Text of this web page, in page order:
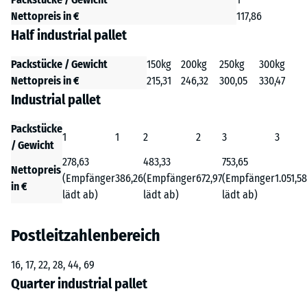
Nettopreis in €
117,86
Half industrial pallet
Packstücke / Gewicht 150kg 200kg 250kg
300kg
Nettopreis in €
215,31 246,32 300,05 330,47
Industrial pallet
Packstücke
/ Gewicht
1 1 2 2 3 3
Nettopreis
in €
278,63
(Empfänger
lädt ab)
386,26
483,33
(Empfänger
lädt ab)
672,97
753,65
(Empfänger
lädt ab)
1.051,58
Postleitzahlenbereich
16, 17, 22, 28, 44, 69
Quarter industrial pallet